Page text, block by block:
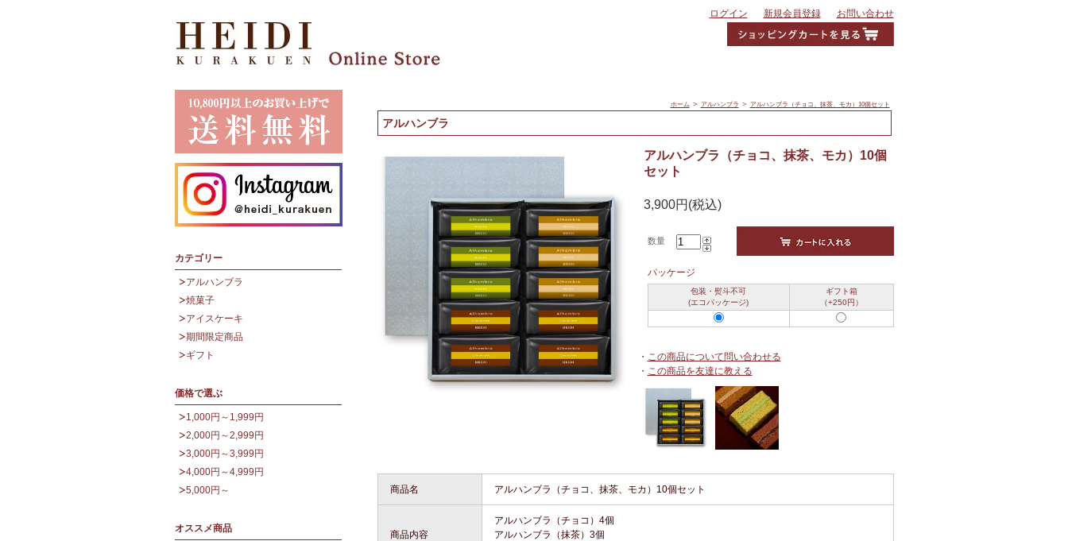
ログイン 新規会員登録 お問い合わせ
ホーム ＞ アルハンブラ ＞ アルハンブラ（チョコ、抹茶、モカ）10個セット
アルハンブラ
アルハンブラ（チョコ、抹茶、モカ）10個
セット
3,900円(税込)
数量
パッケージ
包装・熨斗不可
(エコパッケージ)
ギフト箱
（+250円）
・ この商品について問い合わせる
・ この商品を友達に教える
商品名 アルハンブラ（チョコ、抹茶、モカ）10個セット
商品内容
アルハンブラ（チョコ）4個
アルハンブラ（抹茶）3個
カテゴリー
アルハンブラ
焼菓子
アイスケーキ
期間限定商品
ギフト
価格で選ぶ
1,000円～1,999円
2,000円～2,999円
3,000円～3,999円
4,000円～4,999円
5,000円～
オススメ商品